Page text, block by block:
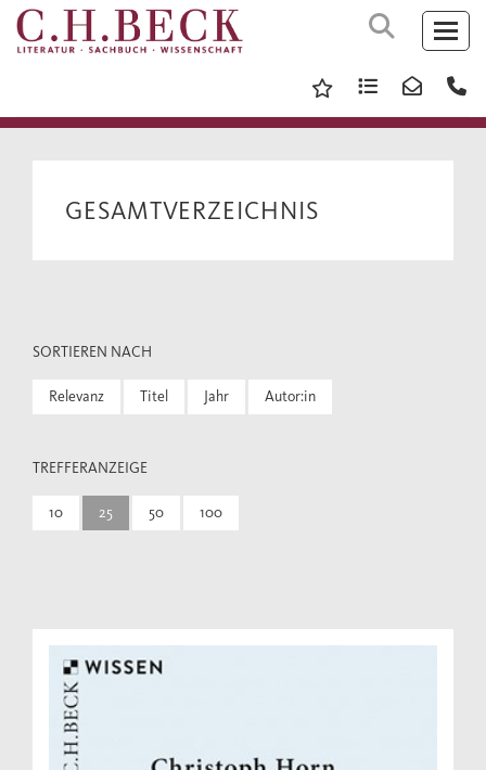
GESAMTVERZEICHNIS
SORTIEREN NACH
Relevanz Titel Jahr Autor:in
TREFFERANZEIGE
10 25 50 100